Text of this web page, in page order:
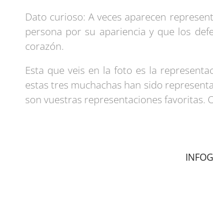
Dato curioso: A veces aparecen
persona por su apariencia y que los
corazón.
Esta que veis en la foto es la
estas tres muchachas han sido
son vuestras representaciones favoritas.